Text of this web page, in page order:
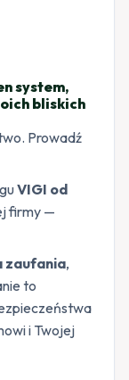
system,
bliskich
Prowadź
VIGI od
firmy —
zaufania,
to
i Twojej